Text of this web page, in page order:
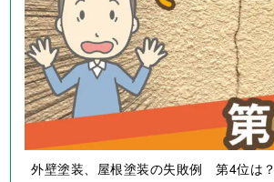
外壁塗装、屋根塗装の失敗例 第4位は？